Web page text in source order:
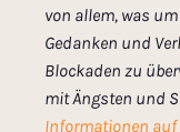
von allem, was
Gedanken und
Blockaden zu
mit Ängsten und
Informationen auf